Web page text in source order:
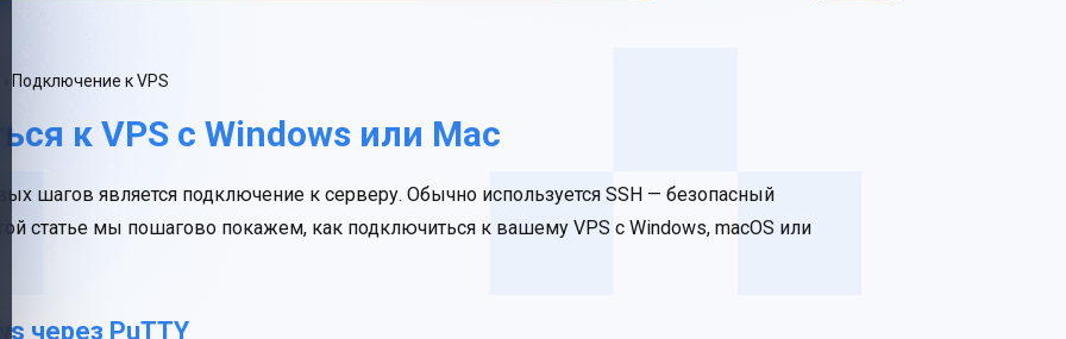
› Подключение к VPS
к VPS с Windows или Mac
шагов является подключение к серверу. Обычно используется SSH — безопасный
статье мы пошагово покажем, как подключиться к вашему VPS с Windows, macOS или
через PuTTY